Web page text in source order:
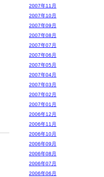
2007年11月
2007年10月
2007年09月
2007年08月
2007年07月
2007年06月
2007年05月
2007年04月
2007年03月
2007年02月
2007年01月
2006年12月
2006年11月
2006年10月
2006年09月
2006年08月
2006年07月
2006年06月